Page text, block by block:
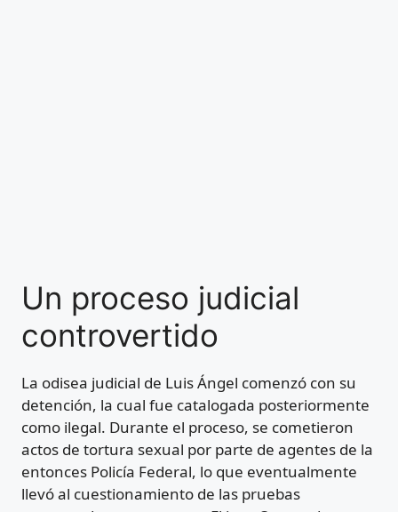
Un proceso judicial
controvertido
La odisea judicial de Luis Ángel comenzó con su
detención, la cual fue catalogada posteriormente
como ilegal. Durante el proceso, se cometieron
actos de tortura sexual por parte de agentes de la
entonces Policía Federal, lo que eventualmente
llevó al cuestionamiento de las pruebas